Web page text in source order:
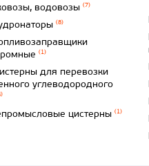
водовозы (7)
(8)
(1)
для перевозки
углеводородного
цистерны (1)